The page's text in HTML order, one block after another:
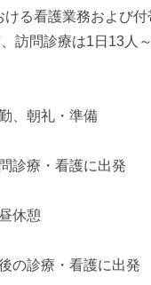
る看護業務および付
訪問診療は1日13人
、朝礼・準備
診療・看護に出発
休憩
の診療・看護に出発